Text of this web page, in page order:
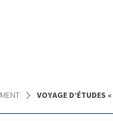
VOYAGE D’ÉTUDES